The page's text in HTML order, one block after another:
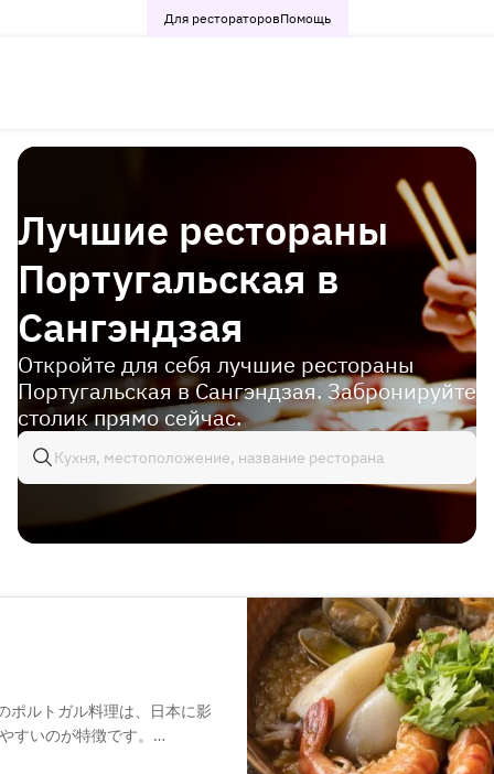
Для рестораторовПомощь
Лучшие рестораны
Португальская в
Сангэндзая
Откройте для себя лучшие рестораны
Португальская в Сангэндзая. Забронируйте
столик прямо сейчас.
ポルトガル料理は、日本に影
すいのが特徴です。